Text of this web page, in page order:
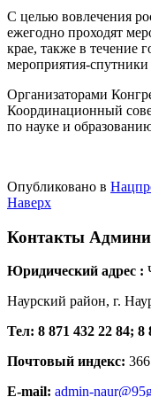
С целью вовлечения
ежегодно проходят
крае, также в течение
мероприятия-
Организаторами
Координационный
по науке и
Опубликовано в
Наверх
Контакты
Юридический адрес :
Наурский район, г.
Тел: 8 871 432 22 84; 8
Почтовый индекс:
E-mail: admin-